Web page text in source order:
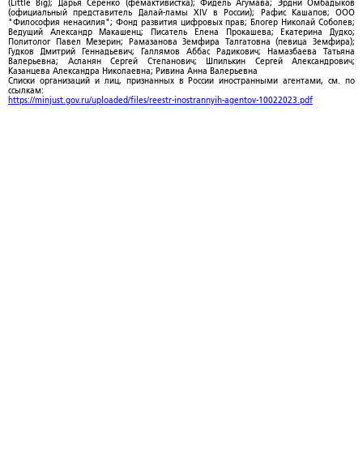
(Little Big); Дарья Серенко (фемактивистка); Фидель Агумава; Эрдни Омбадыков
(официальный представитель Далай-ламы XIV в России); Рафис Кашапов; ООО
"Философия ненасилия"; Фонд развития цифровых прав; Блогер Николай Соболев;
Ведущий Александр Макашенц; Писатель Елена Прокашева; Екатерина Дудко;
Политолог Павел Мезерин; Рамазанова Земфира Талгатовна (певица Земфира);
Гудков Дмитрий Геннадьевич; Галлямов Аббас Радикович; Намазбаева Татьяна
Валерьевна; Асланян Сергей Степанович; Шпилькин Сергей Александрович;
Казанцева Александра Николаевна; Ривина Анна Валерьевна
Списки организаций и лиц, признанных в России иностранными агентами, см. по
ссылкам:
https://minjust.gov.ru/uploaded/files/reestr-inostrannyih-agentov-10022023.pdf